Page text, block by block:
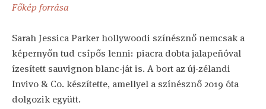
Főkép forrása
Sarah Jessica Parker hollywoodi színésznő nemcsak a
képernyőn tud csípős lenni: piacra dobta jalapeñóval
ízesített sauvignon blanc-ját is. A bort az új-zélandi
Invivo & Co. készítette, amellyel a színésznő 2019 óta
dolgozik együtt.